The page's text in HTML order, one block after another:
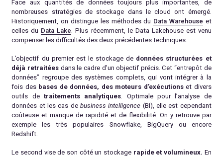
Face aux quantités de données toujours plus importantes, de
nombreuses stratégies de stockage dans le cloud ont émergé.
Historiquement, on distingue les méthodes du Data Warehouse et
celles du Data Lake . Plus récemment, le Data Lakehouse est venu
compenser les difficultés des deux précédentes techniques.
L’objectif du premier est le stockage de données structurées et
déjà retraitées dans le cadre d’un objectif précis. Cet “entrepôt de
données” regroupe des systèmes complets, qui vont intégrer à la
fois desbases de données, des moteurs d’exécutionset divers
outils detraitements analytiques. Optimale pour l’analyse de
données et les cas de business intelligence (BI), elle est cependant
coûteuse et manque de rapidité et de flexibilité. On y retrouve par
exemple les très populaires Snowflake, BigQuery ou encore
Redshift.
Le second vise de son côté un stockage rapide et volumineux. En